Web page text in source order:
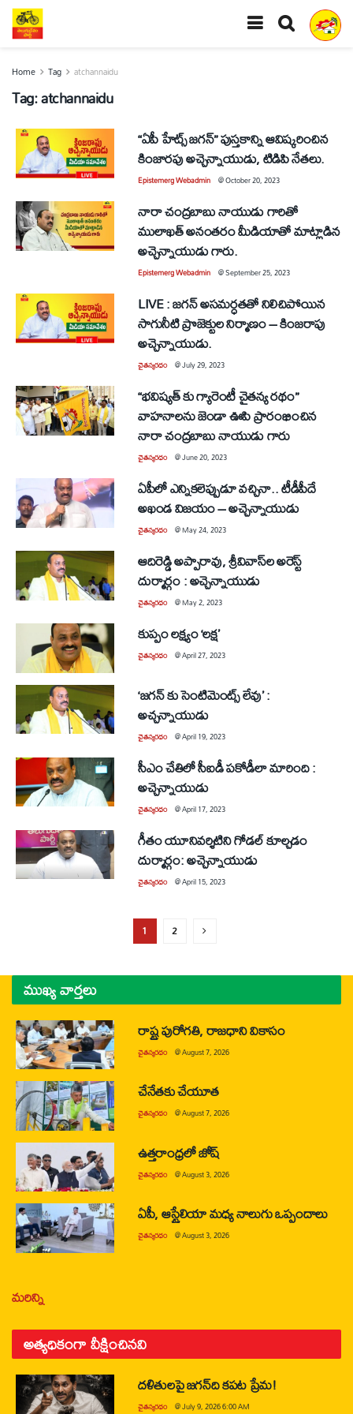
Home Tag atchannaidu
Tag:atchannaidu
“ఏపీ హేట్స్ జగన్” పుస్తకాన్ని ఆవిష్కరించిన
కింజారపు అచ్చెన్నాయుడు, టిడిపి నేతలు.
Epistemerg Webadmin @October 20, 2023
నారా చంద్రబాబు నాయుడు గారితో
ములాఖత్ అనంతరం మీడియాతో మాట్లాడిన
అచ్చెన్నాయుడు గారు.
Epistemerg Webadmin @September 25, 2023
LIVE : జగన్ అసమర్ధతతో నిలిచిపోయిన
సాగునీటి ప్రొజెక్టుల నిర్మాణం – కింజరాపు
అచ్చెన్నాయుడు.
చైతన్యరధం @July 29, 2023
“భవిష్యత్ కు గ్యారెంటీ చైతన్య రథం”
వాహనాలను జెండా ఊపి ప్రారంభించిన
నారా చంద్రబాబు నాయుడు గారు
చైతన్యరధం @June 20, 2023
ఏపీలో ఎన్నికలెప్పుడూ వచ్చినా.. టీడీపీదే
అఖండ విజయం – అచ్చెన్నాయుడు
చైతన్యరధం @May 24, 2023
ఆదిరెడ్డి అప్పారావు, శ్రీవివాస్‌ల అరెస్ట్‌
దుర్మార్గం : అచ్చెన్నాయుడు
చైతన్యరధం @May 2, 2023
కుప్పం లక్ష్యం ‘లక్ష’
చైతన్యరధం @April 27, 2023
‘జగన్‌ కు సెంటిమెంట్స్‌ లేవు’ :
అచ్చన్నాయుడు
చైతన్యరధం @April 19, 2023
సీఎం చేతిలో సీఐడీ పకోడీలా మారింది :
అచ్చెన్నాయుడు
చైతన్యరధం @April 17, 2023
గీతం యూనివర్శిటిని గోడల్‌ కూల్చడం
దుర్మార్గం: అచ్చెన్నాయుడు
చైతన్యరధం @April 15, 2023
1 2
ముఖ్య వార్తలు
రాష్ట్ర పురోగతి, రాజధాని వికాసం
చైతన్యరధం @August 7, 2026
చేనేతకు చేయూత
చైతన్యరధం @August 7, 2026
ఉత్తరాంధ్రలో జోష్
చైతన్యరధం @August 3, 2026
ఏపీ, ఆస్ట్రేలియా మధ్య నాలుగు ఒప్పందాలు
చైతన్యరధం @August 3, 2026
మరిన్ని
అత్యధికంగా వీక్షించినవి
దళితులపై జగన్‌ది కపట ప్రేమ!
చైతన్యరధం @July 9, 2026 6:00 AM